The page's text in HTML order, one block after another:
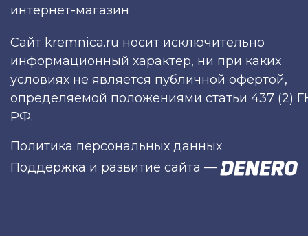
интернет-магазин
Сайт kremnica.ru носит исключительно
информационный характер, ни при каких
условиях не является публичной офертой,
определяемой положениями статьи 437 (2)
РФ.
Политика персональных данных
Поддержка и развитие сайта —